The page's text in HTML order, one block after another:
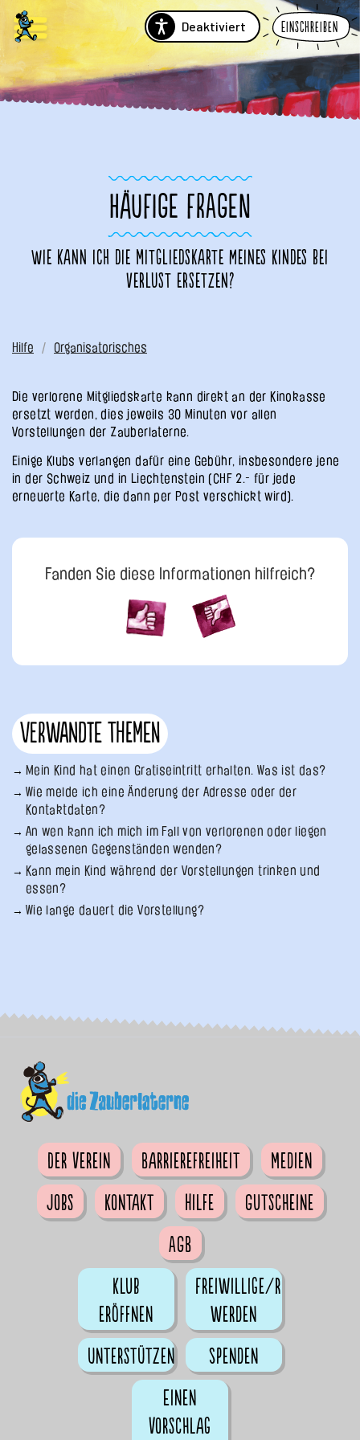
Deaktiviert Einschreiben
HÄUFIGE FRAGEN
Wie kann ich die Mitgliedskarte meines Kindes bei
Verlust ersetzen?
Hilfe Organisatorisches
Die verlorene Mitgliedskarte kann direkt an der Kinokasse
ersetzt werden, dies jeweils 30 Minuten vor allen
Vorstellungen der Zauberlaterne.
Einige Klubs verlangen dafür eine Gebühr, insbesondere jene
in der Schweiz und in Liechtenstein (CHF 2.- für jede
erneuerte Karte, die dann per Post verschickt wird).
Fanden Sie diese Informationen hilfreich?
Verwandte Themen
Mein Kind hat einen Gratiseintritt erhalten. Was ist das?
Wie melde ich eine Änderung der Adresse oder der
Kontaktdaten?
An wen kann ich mich im Fall von verlorenen oder liegen
gelassenen Gegenständen wenden?
Kann mein Kind während der Vorstellungen trinken und
essen?
Wie lange dauert die Vorstellung?
Der Verein Barrierefreiheit
Medien
Jobs
Kontakt Hilfe
Gutscheine
AGB
Klub
eröffnen
Freiwillige/r
werden
Unterstützen
Spenden
Einen
Vorschlag